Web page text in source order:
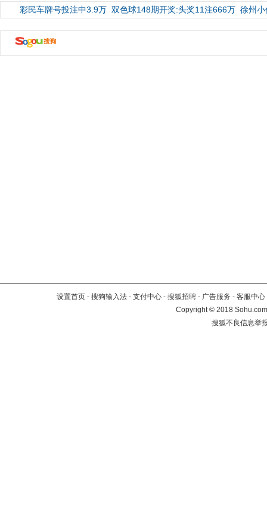
彩民车牌号投注中3.9万 双色球148期开奖:头奖11注666万 徐州
设置首页 - 搜狗输入法 - 支付中心 - 搜狐招聘 - 广告服务 - 客服中心
Copyright©2018
搜狐不良信息举